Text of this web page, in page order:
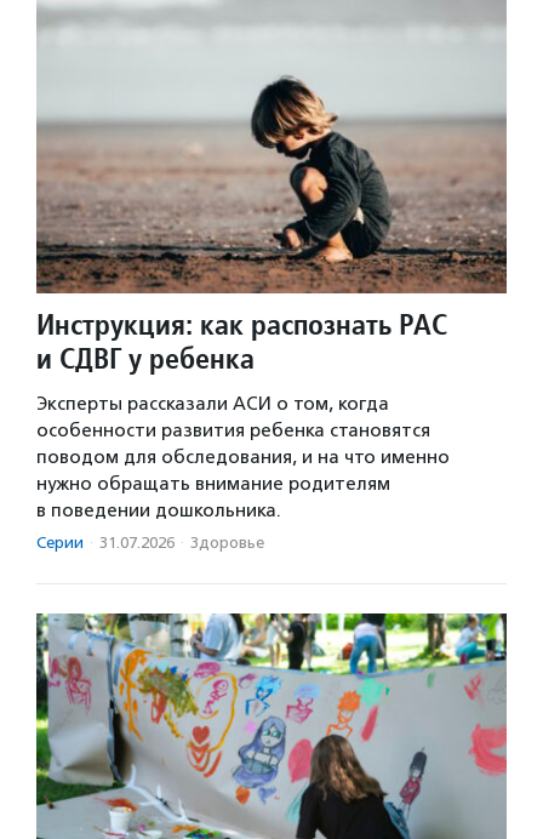
Инструкция: как распознать РАС
и СДВГ у ребенка
Эксперты рассказали АСИ о том, когда
особенности развития ребенка становятся
поводом для обследования, и на что именно
нужно обращать внимание родителям
в поведении дошкольника.
Серии · 31.07.2026 · Здоровье